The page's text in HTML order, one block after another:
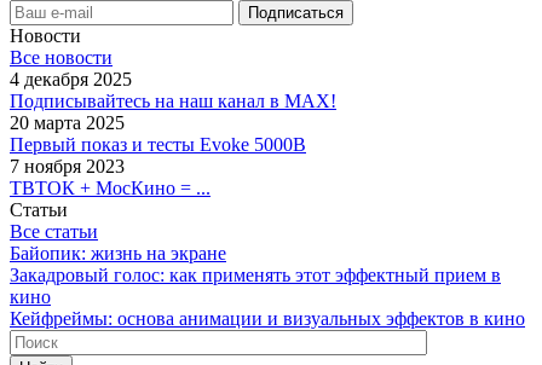
Новости
Все новости
4 декабря 2025
Подписывайтесь на наш канал в MAX!
20 марта 2025
Первый показ и тесты Evoke 5000B
7 ноября 2023
ТВТОК + МосКино = ...
Статьи
Все статьи
Байопик: жизнь на экране
Закадровый голос: как применять этот эффектный прием в
кино
Кейфреймы: основа анимации и визуальных эффектов в кино